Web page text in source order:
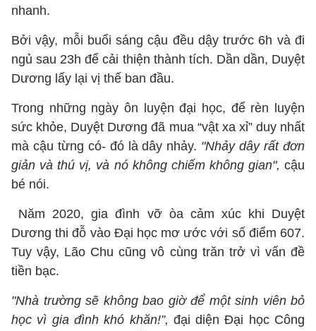
nhanh.
Bởi vậy, mỗi buổi sáng cậu đều dậy trước 6h và đi
ngủ sau 23h để cải thiện thành tích. Dần dần, Duyệt
Dương lấy lại vị thế ban đầu.
Trong những ngày ôn luyện đại học, để rèn luyện
sức khỏe, Duyệt Dương đã mua “vật xa xỉ” duy nhất
mà cậu từng có- đó là dây nhảy. "Nhảy dây rất đơn
giản và thú vị, và nó không chiếm không gian", cậu
bé nói.
Năm 2020, gia đình vỡ òa cảm xúc khi Duyệt
Dương thi đỗ vào Đại học mơ ước với số điểm 607.
Tuy vậy, Lão Chu cũng vô cùng trăn trở vì vấn đề
tiền bạc.
"Nhà trường sẽ không bao giờ để một sinh viên bỏ
học vì gia đình khó khăn!”, đại diện Đại học Công